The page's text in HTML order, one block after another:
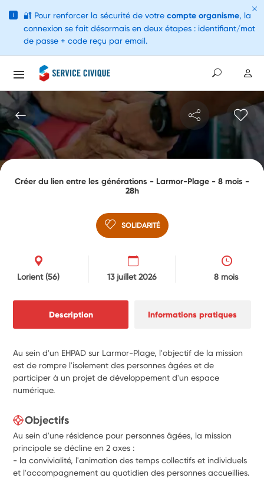
Créer du lien entre les générations - Larmor-Plage - 8 mois -
28h
SOLIDARITÉ
Lorient(56) 13 juillet 2026 8 mois
Description Informations pratiques
Au sein d'un EHPAD sur Larmor-Plage, l'objectif de la mission
est de rompre l'isolement des personnes âgées et de
participer à un projet de développement d'un espace
numérique.
Objectifs
Au sein d'une résidence pour personnes âgées, la mission
principale se décline en 2 axes :
- la convivialité, l'animation des temps collectifs et individuels
et l'accompagnement au quotidien des personnes accueillies.
i 🔐 Pour renforcer la sécurité de votre compte organisme, la
connexion se fait désormais en deux étapes : identifiant/mot
de passe + code reçu par email.